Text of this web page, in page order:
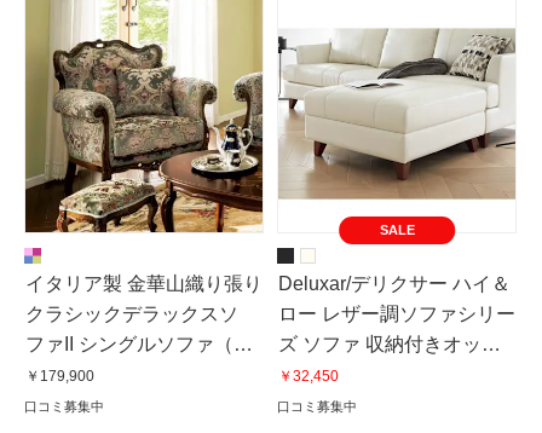
イタリア製 金華山織り張り
クラシックデラックスソ
ファII シングルソファ（１
人掛け）
￥179,900
口コミ募集中
SALE
Deluxar/デリクサー ハイ＆
ロー レザー調ソファシリー
ズ ソファ 収納付きオット
マン
￥32,450
口コミ募集中